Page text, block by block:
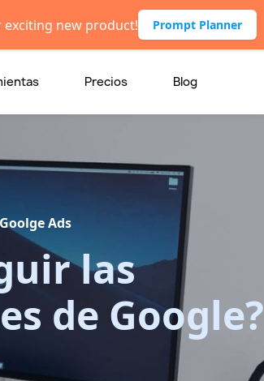
exciting new product! Prompt Planner
Precios Blog
Ads
las
de Google?